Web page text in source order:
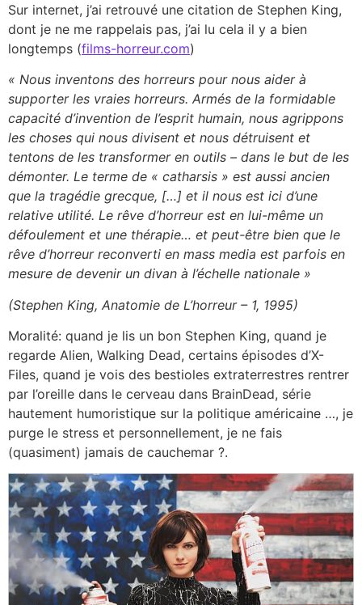
Sur internet, j’ai retrouvé une citation de Stephen King,
dont je ne me rappelais pas, j’ai lu cela il y a bien
longtemps (films-horreur.com)
« Nous inventons des horreurs pour nous aider à
supporter les vraies horreurs. Armés de la formidable
capacité d’invention de l’esprit humain, nous agrippons
les choses qui nous divisent et nous détruisent et
tentons de les transformer en outils – dans le but de les
démonter. Le terme de « catharsis » est aussi ancien
que la tragédie grecque, […] et il nous est ici d’une
relative utilité. Le rêve d’horreur est en lui-même un
défoulement et une thérapie… et peut-être bien que le
rêve d’horreur reconverti en mass media est parfois en
mesure de devenir un divan à l’échelle nationale »
(Stephen King, Anatomie de L’horreur – 1, 1995)
Moralité: quand je lis un bon Stephen King, quand je
regarde Alien, Walking Dead, certains épisodes d’X-
Files, quand je vois des bestioles extraterrestres rentrer
par l’oreille dans le cerveau dans BrainDead, série
hautement humoristique sur la politique américaine …, je
purge le stress et personnellement, je ne fais
(quasiment) jamais de cauchemar ?.